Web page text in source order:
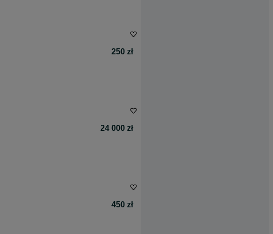
250 zł
24 000 zł
450 zł